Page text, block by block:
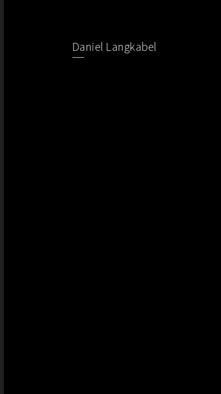
Daniel Langkabel